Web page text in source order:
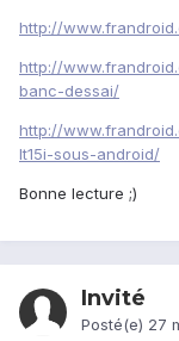
http://
http://
banc-dessai/
http://
lt15i-sous-android/
Bonne lecture ;)
Invité
Posté(e) 27